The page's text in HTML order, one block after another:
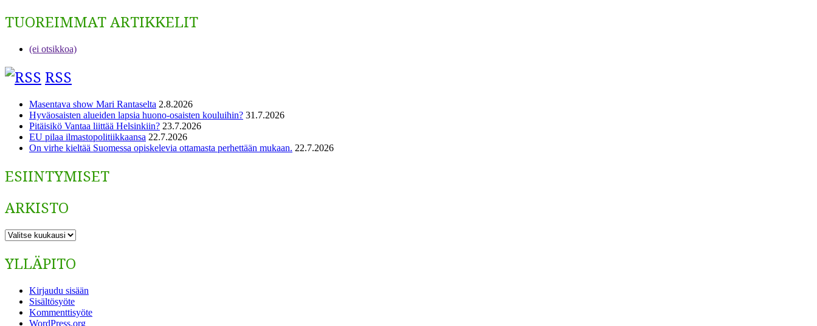
TUOREIMMAT ARTIKKELIT
(ei otsikkoa)
RSS
Masentava show Mari Rantaselta 2.8.2026
Hyväosaisten alueiden lapsia huono-osaisten kouluihin? 31.7.2026
Pitäisikö Vantaa liittää Helsinkiin? 23.7.2026
EU pilaa ilmastopolitiikkaansa 22.7.2026
On virhe kieltää Suomessa opiskelevia ottamasta perhettään mukaan. 22.7.2026
ESIINTYMISET
ARKISTO
ARKISTO
YLLÄPITO
Kirjaudu sisään
Sisältösyöte
Kommenttisyöte
WordPress.org